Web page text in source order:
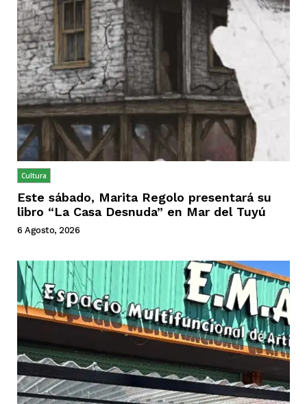
Cultura
Este sábado, Marita Regolo presentará su
libro “La Casa Desnuda” en Mar del Tuyú
6 Agosto, 2026